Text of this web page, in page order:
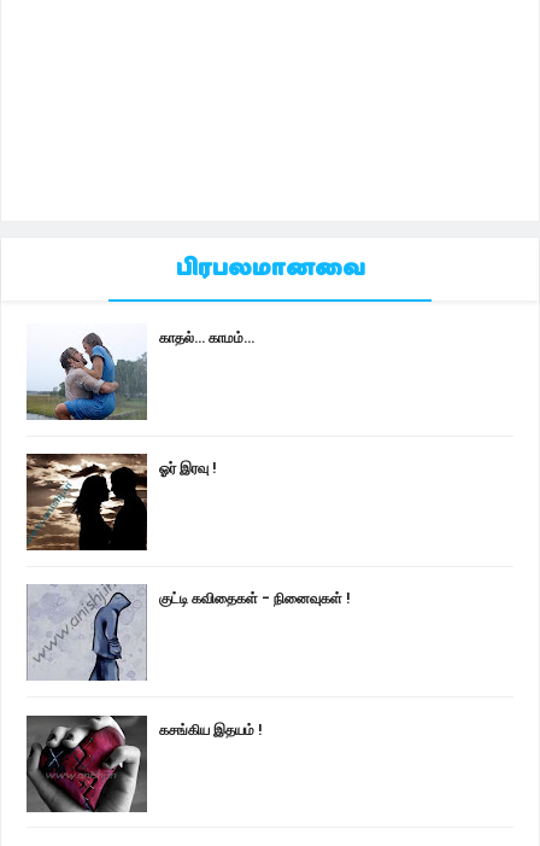
பிரபலமானவை
காதல்... காமம்...
ஓர் இரவு !
குட்டி கவிதைகள் - நினைவுகள் !
கசங்கிய இதயம் !